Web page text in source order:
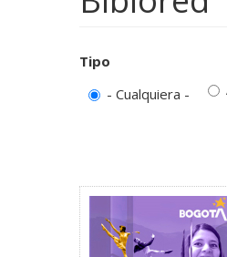
Tipo
- Cualquiera -